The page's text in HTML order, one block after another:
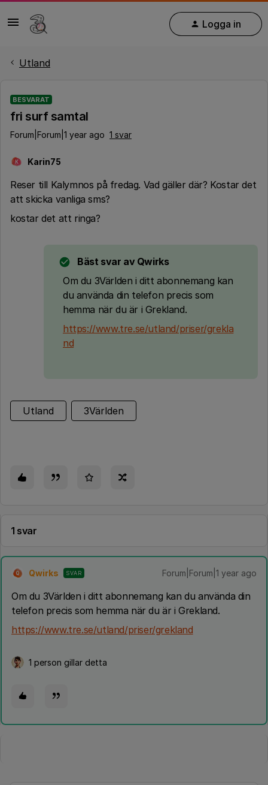
Logga in
Utland
BESVARAT
fri surf samtal
Forum|Forum|1 year ago 1 svar
K Karin75
Reser till Kalymnos på fredag. Vad gäller där? Kostar det
att skicka vanliga sms?
kostar det att ringa?
Bäst svar av Qwirks
Om du 3Världen i ditt abonnemang kan
du använda din telefon precis som
hemma när du är i Grekland.
https://www.tre.se/utland/priser/grekla
nd
Utland 3Världen
1 svar
Q Qwirks SVAR Forum|Forum|1 year ago
Om du 3Världen i ditt abonnemang kan du använda din
telefon precis som hemma när du är i Grekland.
https://www.tre.se/utland/priser/grekland
1 person gillar detta